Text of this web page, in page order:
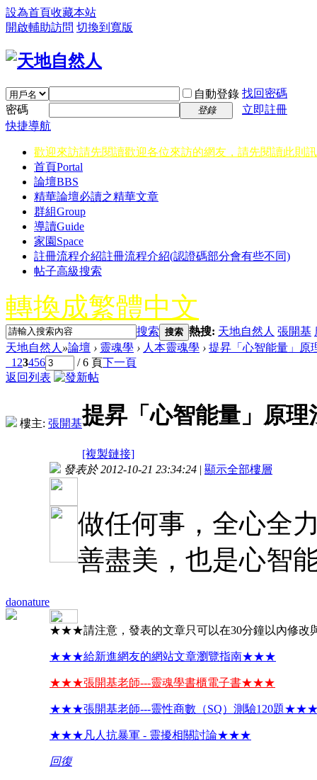
設為首頁收藏本站
開啟輔助訪問 切換到寬版
自動登錄 找回密碼
密碼
登錄
立即註冊
快捷導航
歡迎來訪請先閱讀歡迎各位來訪的網友，請先閱讀此則
首頁Portal
論壇BBS
精華論壇必讀之精華文章
群組Group
導讀Guide
家園 Space
註冊流程介紹註冊流程介紹(認證碼部分會有些不同)
帖子高級搜索
轉換成繁體中文
搜索 搜索 熱搜: 天地自然人 張開基
天地自然人 »論壇 › 靈魂學 › 人本靈魂學 › 提昇「心智能量」原
1 23456 / 6 頁下一頁
返回列表
樓主: 張開基提昇「心智能量」原理
[複製鏈接]
daonature
發表於 2012-10-21 23:34:24 | 顯示全部樓層
做任何事，全心全
善盡美，也是心智
★★★請注意，發表的文章只可以在30分鐘以內修
★★★給新進網友的網站文章瀏覽指南★★★
★★★張開基老師---靈魂學書櫃電子書★★★
★★★張開基老師---靈性商數（SQ）測驗120題
★★★凡人抗暴軍 - 靈擾相關討論★★★
回復